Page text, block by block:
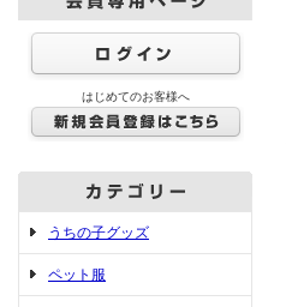
はじめてのお客様へ
うちの子グッズ
ペット服